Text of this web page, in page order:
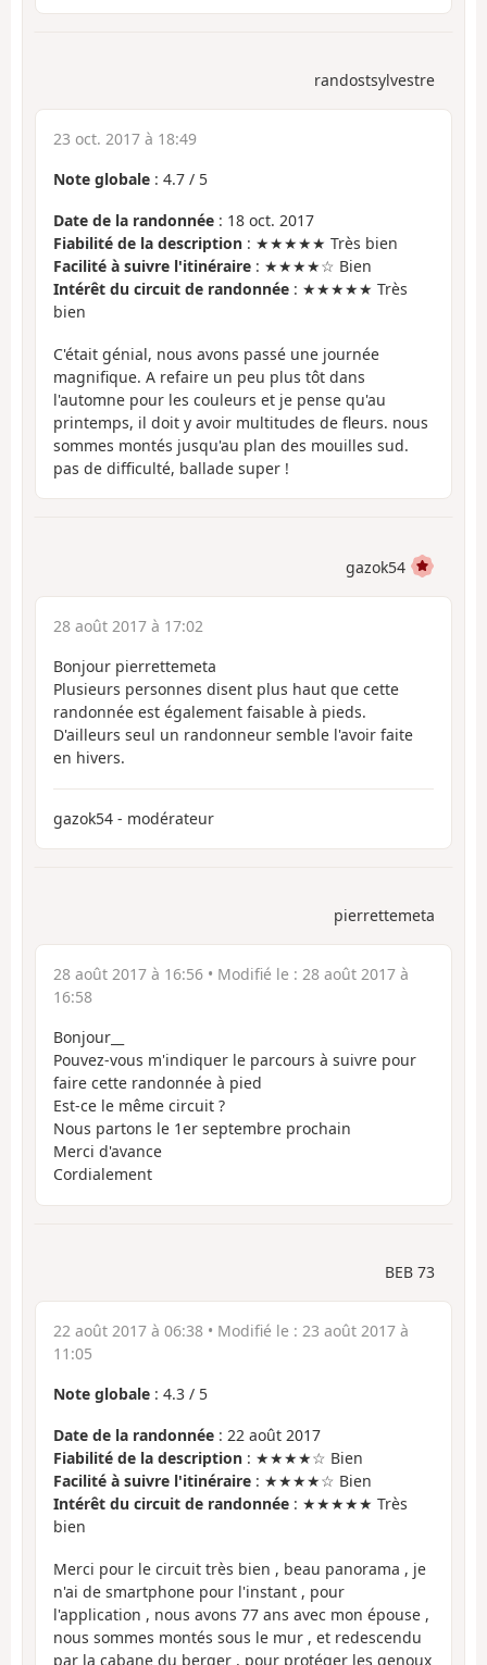
randostsylvestre
23 oct. 2017 à 18:49
Note globale : 4.7 / 5
Date de la randonnée : 18 oct. 2017
Fiabilité de la description : ★★★★★ Très bien
Facilité à suivre l'itinéraire : ★★★★☆ Bien
Intérêt du circuit de randonnée : ★★★★★ Très
bien
C'était génial, nous avons passé une journée
magnifique. A refaire un peu plus tôt dans
l'automne pour les couleurs et je pense qu'au
printemps, il doit y avoir multitudes de fleurs. nous
sommes montés jusqu'au plan des mouilles sud.
pas de difficulté, ballade super !
gazok54
28 août 2017 à 17:02
Bonjour pierrettemeta
Plusieurs personnes disent plus haut que cette
randonnée est également faisable à pieds.
D'ailleurs seul un randonneur semble l'avoir faite
en hivers.
gazok54 - modérateur
pierrettemeta
28 août 2017 à 16:56 • Modifié le : 28 août 2017 à
16:58
Bonjour__
Pouvez-vous m'indiquer le parcours à suivre pour
faire cette randonnée à pied
Est-ce le même circuit ?
Nous partons le 1er septembre prochain
Merci d'avance
Cordialement
BEB 73
22 août 2017 à 06:38 • Modifié le : 23 août 2017 à
11:05
Note globale : 4.3 / 5
Date de la randonnée : 22 août 2017
Fiabilité de la description : ★★★★☆ Bien
Facilité à suivre l'itinéraire : ★★★★☆ Bien
Intérêt du circuit de randonnée : ★★★★★ Très
bien
Merci pour le circuit très bien , beau panorama , je
n'ai de smartphone pour l'instant , pour
l'application , nous avons 77 ans avec mon épouse ,
nous sommes montés sous le mur , et redescendu
par la cabane du berger , pour protéger les genoux